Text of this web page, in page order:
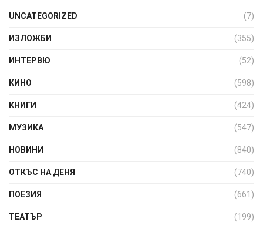
UNCATEGORIZED (7)
ИЗЛОЖБИ (355)
ИНТЕРВЮ (52)
КИНО (598)
КНИГИ (424)
МУЗИКА (547)
НОВИНИ (840)
ОТКЪС НА ДЕНЯ (740)
ПОЕЗИЯ (661)
ТЕАТЪР (199)